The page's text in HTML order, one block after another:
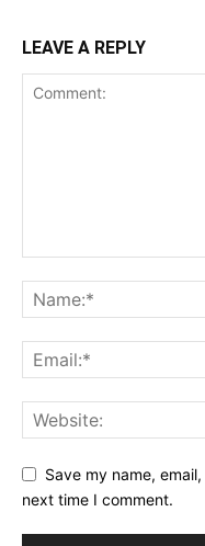
LEAVE A REPLY
Save my name,
next time I comment.